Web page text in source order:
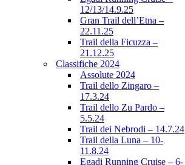
12/13/14.9.25
Gran Trail dell’Etna –
22.11.25
Trail della Ficuzza –
21.12.25
Classifiche 2024
Assolute 2024
Trail dello Zingaro –
17.3.24
Trail dello Zu Pardo –
5.5.24
Trail dei Nebrodi – 14.7.24
Trail della Luna – 10-
11.8.24
Egadi Running Cruise – 6-